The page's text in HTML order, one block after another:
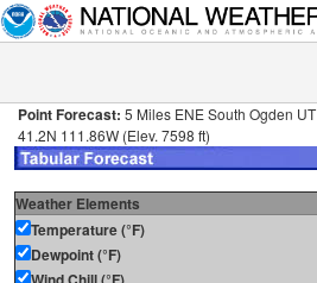
Point Forecast: 5 Miles ENE South Ogden UT
41.2N 111.86W (Elev. 7598 ft)
Weather Elements
Temperature (°F)
Dewpoint (°F)